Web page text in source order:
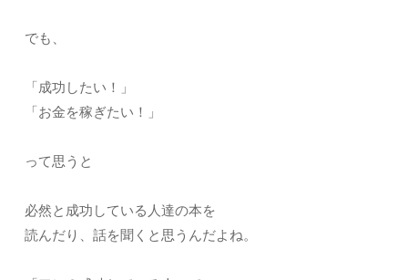
でも、
「成功したい！」
「お金を稼ぎたい！」
って思うと
必然と成功している人達の本を
読んだり、話を聞くと思うんだよね。